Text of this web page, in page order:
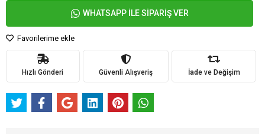
WHATSAPP İLE SİPARİŞ VER
Favorilerime ekle
Hızlı Gönderi Güvenli Alışveriş İade ve Değişim